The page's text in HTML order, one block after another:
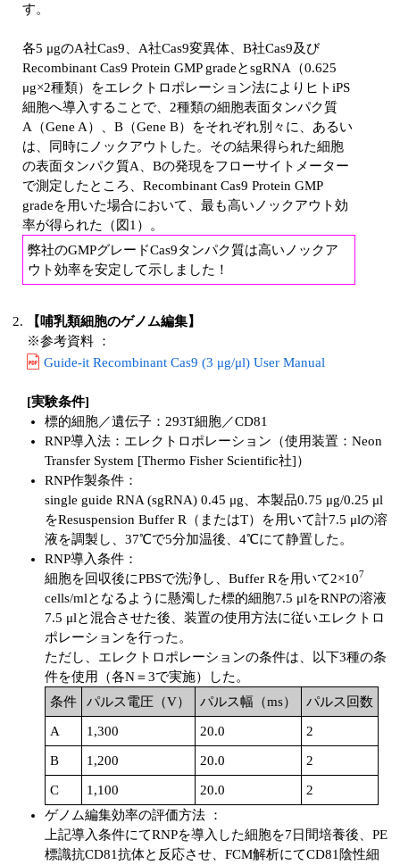
す。
各5 μgのA社Cas9、A社Cas9変異体、B社Cas9及び
Recombinant Cas9 Protein GMP gradeとsgRNA（0.625
μg×2種類）をエレクトロポレーション法によりヒトiPS
細胞へ導入することで、2種類の細胞表面タンパク質
A（Gene A）、B（Gene B）をそれぞれ別々に、あるい
は、同時にノックアウトした。その結果得られた細胞
の表面タンパク質A、Bの発現をフローサイトメーター
で測定したところ、Recombinant Cas9 Protein GMP
gradeを用いた場合において、最も高いノックアウト効
率が得られた（図1）。
弊社のGMPグレードCas9タンパク質は高いノックア
ウト効率を安定して示しました！
【哺乳類細胞のゲノム編集】
※参考資料 ：
Guide-it Recombinant Cas9 (3 μg/μl) User Manual
[実験条件]
標的細胞／遺伝子：293T細胞／CD81
RNP導入法：エレクトロポレーション（使用装置：Neon
Transfer System [Thermo Fisher Scientific社]）
RNP作製条件：
single guide RNA (sgRNA) 0.45 μg、本製品0.75 μg/0.25 μl
をResuspension Buffer R（またはT）を用いて計7.5 μlの溶
液を調製し、37℃で5分加温後、4℃にて静置した。
RNP導入条件：
細胞を回収後にPBSで洗浄し、Buffer Rを用いて2×107
cells/mlとなるように懸濁した標的細胞7.5 μlをRNPの溶液
7.5 μlと混合させた後、装置の使用方法に従いエレクトロ
ポレーションを行った。
ただし、エレクトロポレーションの条件は、以下3種の条
件を使用（各N＝3で実施）した。
条件
パルス電圧（V） パルス幅（ms） パルス回数
A 1,300 20.0 2
B 1,200 20.0 2
C 1,100 20.0
2
ゲノム編集効率の評価方法 ：
上記導入条件にてRNPを導入した細胞を7日間培養後、PE
標識抗CD81抗体と反応させ、FCM解析にてCD81陰性細